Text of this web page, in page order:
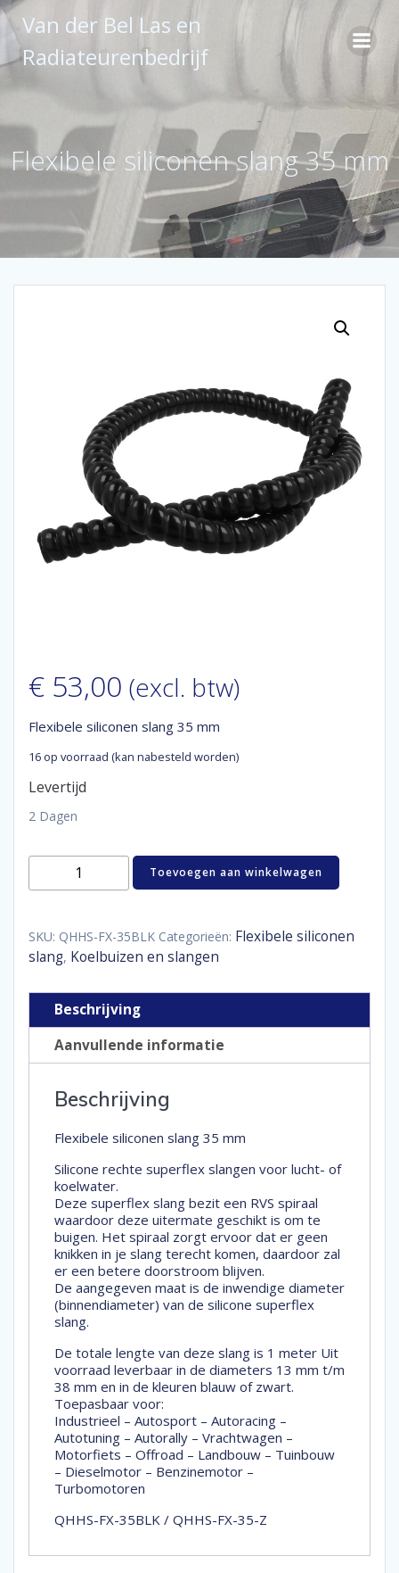
Ga
naar
inhoud
Van der Bel Las en
Radiateurenbedrijf
Flexibele siliconen slang 35 mm
€ 53,00 (excl. btw)
Flexibele siliconen slang 35 mm
16 op voorraad (kan nabesteld worden)
Levertijd
2 Dagen
Flexibele
siliconen
mm
aantal
Toevoegen aan winkelwagen
SKU: QHHS-FX-35BLK Categorieën: Flexibele siliconen
slang, Koelbuizen en slangen
Beschrijving
Aanvullende informatie
Beschrijving
Flexibele siliconen slang 35 mm
Silicone rechte superflex slangen voor lucht- of
koelwater.
Deze superflex slang bezit een RVS spiraal
waardoor deze uitermate geschikt is om te
buigen. Het spiraal zorgt ervoor dat er geen
knikken in je slang terecht komen, daardoor zal
er een betere doorstroom blijven.
De aangegeven maat is de inwendige diameter
(binnendiameter) van de silicone superflex
slang.
De totale lengte van deze slang is 1 meter Uit
voorraad leverbaar in de diameters 13 mm t/m
38 mm en in de kleuren blauw of zwart.
Toepasbaar voor:
Industrieel – Autosport – Autoracing –
Autotuning – Autorally – Vrachtwagen –
Motorfiets – Offroad – Landbouw – Tuinbouw
– Dieselmotor – Benzinemotor –
Turbomotoren
QHHS-FX-35BLK / QHHS-FX-35-Z